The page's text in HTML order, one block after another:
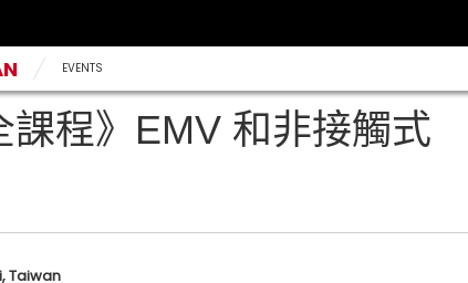
EVENTS
課程》EMV 和非接觸式
Taiwan